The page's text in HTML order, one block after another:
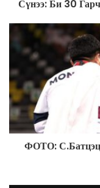
d
r
Сүнээ: Би 30
ФОТО: